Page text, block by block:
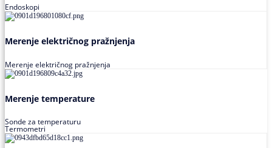
Endoskopi
Merenje električnog pražnjenja
Merenje električnog pražnjenja
Merenje temperature
Sonde za temperaturu
Termometri